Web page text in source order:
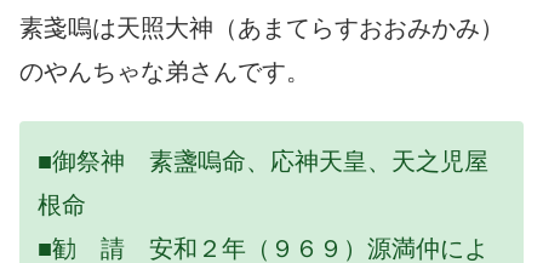
素戔嗚は天照大神（あまてらすおおみかみ）
のやんちゃな弟さんです。
■御祭神 素盞嗚命、応神天皇、天之児屋
根命
■勧 請 安和２年（９６９）源満仲によ